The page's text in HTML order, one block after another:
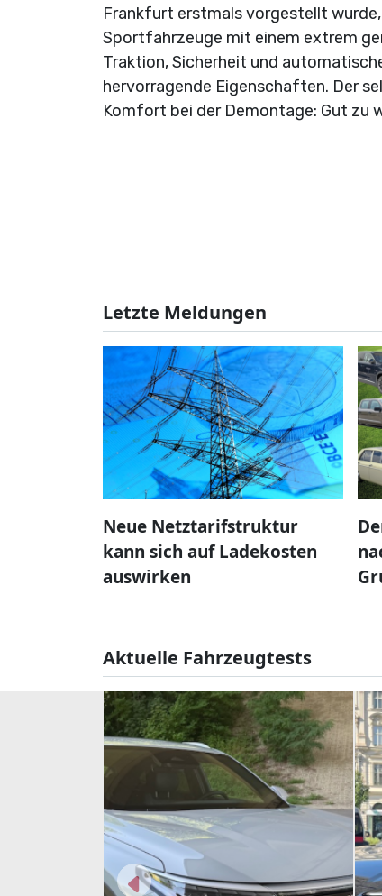
Frankfurt erstmals vorgestellt
Sportfahrzeuge mit einem extrem
Traktion, Sicherheit und
hervorragende Eigenschaften. Der
Komfort bei der Demontage: Gut zu
Letzte Meldungen
Neue Netztarifstruktur
kann sich auf Ladekosten
auswirken
Aktuelle Fahrzeugtests